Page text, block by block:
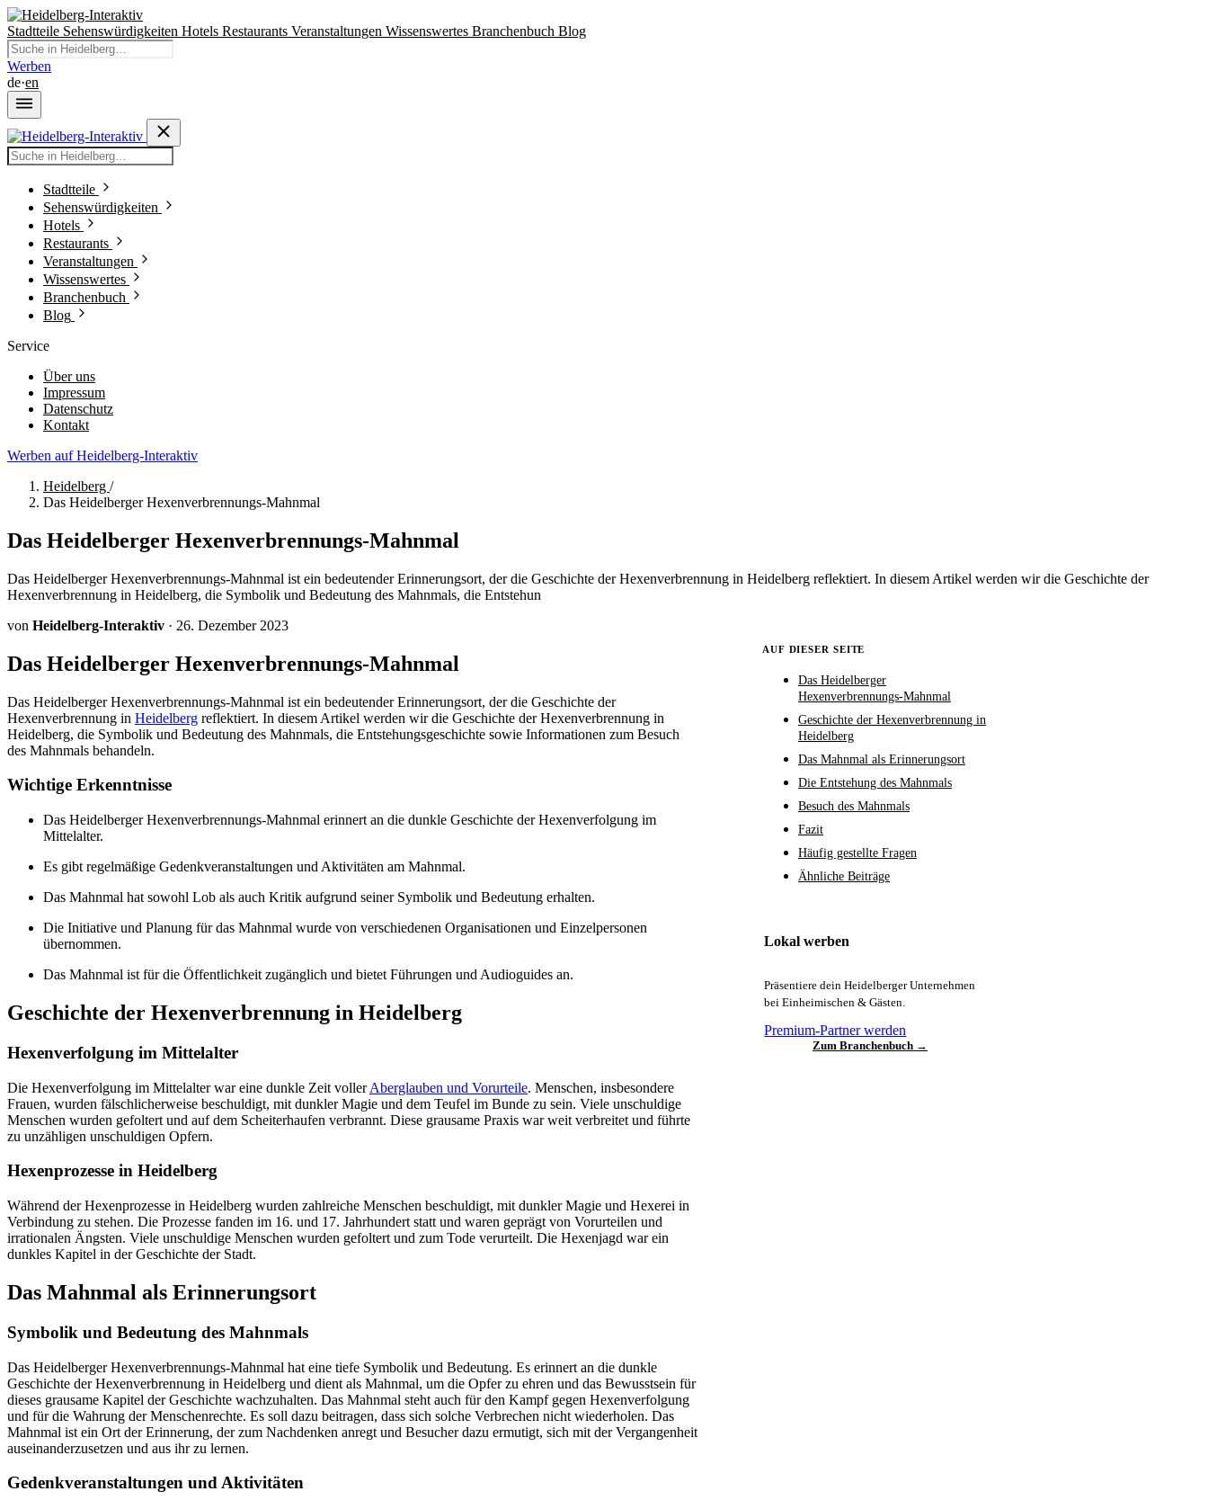
Stadtteile Sehenswürdigkeiten Hotels Restaurants Veranstaltungen Wissenswertes Branchenbuch Blog
Werben
de·en
Stadtteile
Sehenswürdigkeiten
Hotels
Restaurants
Veranstaltungen
Wissenswertes
Branchenbuch
Blog
Service
Über uns
Impressum
Datenschutz
Kontakt
Werben auf Heidelberg-Interaktiv
Heidelberg /
Das Heidelberger Hexenverbrennungs-Mahnmal
Das Heidelberger Hexenverbrennungs-Mahnmal
Das Heidelberger Hexenverbrennungs-Mahnmal ist ein bedeutender Erinnerungsort, der die Geschichte der Hexenverbrennung in Heidelberg reflektiert. In diesem Artikel werden wir die Geschichte der
Hexenverbrennung in Heidelberg, die Symbolik und Bedeutung des Mahnmals, die Entstehun
von Heidelberg-Interaktiv · 26. Dezember 2023
Das Heidelberger Hexenverbrennungs-Mahnmal
Das Heidelberger Hexenverbrennungs-Mahnmal ist ein bedeutender Erinnerungsort, der die Geschichte der
Hexenverbrennung in Heidelberg reflektiert. In diesem Artikel werden wir die Geschichte der Hexenverbrennung in
Heidelberg, die Symbolik und Bedeutung des Mahnmals, die Entstehungsgeschichte sowie Informationen zum Besuch
des Mahnmals behandeln.
Wichtige Erkenntnisse
Das Heidelberger Hexenverbrennungs-Mahnmal erinnert an die dunkle Geschichte der Hexenverfolgung im
Mittelalter.
Es gibt regelmäßige Gedenkveranstaltungen und Aktivitäten am Mahnmal.
Das Mahnmal hat sowohl Lob als auch Kritik aufgrund seiner Symbolik und Bedeutung erhalten.
Die Initiative und Planung für das Mahnmal wurde von verschiedenen Organisationen und Einzelpersonen
übernommen.
Das Mahnmal ist für die Öffentlichkeit zugänglich und bietet Führungen und Audioguides an.
Geschichte der Hexenverbrennung in Heidelberg
Hexenverfolgung im Mittelalter
Die Hexenverfolgung im Mittelalter war eine dunkle Zeit vollerAberglauben und Vorurteile. Menschen, insbesondere
Frauen, wurden fälschlicherweise beschuldigt, mit dunkler Magie und dem Teufel im Bunde zu sein. Viele unschuldige
Menschen wurden gefoltert und auf dem Scheiterhaufen verbrannt. Diese grausame Praxis war weit verbreitet und führte
zu unzähligen unschuldigen Opfern.
Hexenprozesse in Heidelberg
Während der Hexenprozesse in Heidelberg wurden zahlreiche Menschen beschuldigt, mit dunkler Magie und Hexerei in
Verbindung zu stehen. Die Prozesse fanden im 16. und 17. Jahrhundert statt und waren geprägt von Vorurteilen und
irrationalen Ängsten. Viele unschuldige Menschen wurden gefoltert und zum Tode verurteilt. Die Hexenjagd war ein
dunkles Kapitel in der Geschichte der Stadt.
Das Mahnmal als Erinnerungsort
Symbolik und Bedeutung des Mahnmals
Das Heidelberger Hexenverbrennungs-Mahnmal hat eine tiefe Symbolik und Bedeutung. Es erinnert an die dunkle
Geschichte der Hexenverbrennung in Heidelberg und dient als Mahnmal, um die Opfer zu ehren und das Bewusstsein für
dieses grausame Kapitel der Geschichte wachzuhalten. Das Mahnmal steht auch für den Kampf gegen Hexenverfolgung
und für die Wahrung der Menschenrechte. Es soll dazu beitragen, dass sich solche Verbrechen nicht wiederholen. Das
Mahnmal ist ein Ort der Erinnerung, der zum Nachdenken anregt und Besucher dazu ermutigt, sich mit der Vergangenheit
auseinanderzusetzen und aus ihr zu lernen.
Gedenkveranstaltungen und Aktivitäten
AUF DIESER SEITE
Das Heidelberger
Hexenverbrennungs-Mahnmal
Geschichte der Hexenverbrennung in
Heidelberg
Das Mahnmal als Erinnerungsort
Die Entstehung des Mahnmals
Besuch des Mahnmals
Fazit
Häufig gestellte Fragen
Ähnliche Beiträge
Lokal werben
Präsentiere dein Heidelberger Unternehmen
bei Einheimischen & Gästen.
Premium-Partner werden
Zum Branchenbuch →